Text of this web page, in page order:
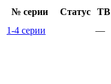
№ се­рии Ста­тус ТВ
1-4 серии
—